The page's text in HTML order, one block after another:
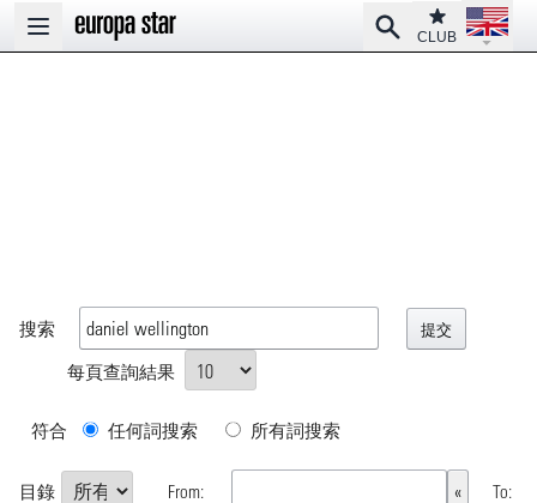
Open main menu
SearchClub
CLUB
Open
搜索
每頁查詢結果
符合 任何詞搜索 所有詞搜索
目錄 From: To: